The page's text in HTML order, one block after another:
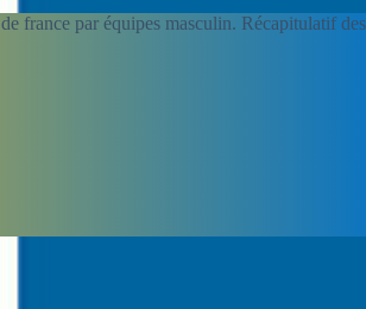
france par équipes masculin. Récapitulatif